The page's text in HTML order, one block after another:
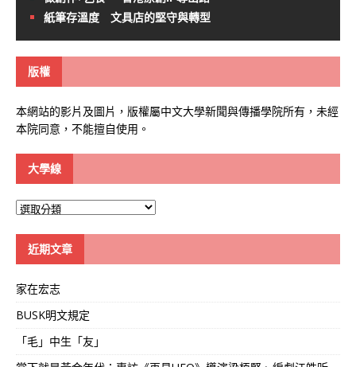
紙筆存溫度 文具店的堅守與轉型
版權
本網站的影片及圖片，版權屬中文大學新聞與傳播學院所有，未經
本院同意，不能擅自使用。
大學線
大
近期文章
家在宏志
BUSK明文規定
「毛」中生「友」